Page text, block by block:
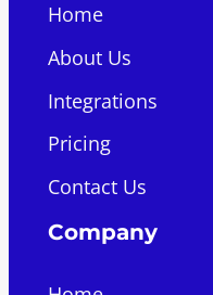
Home
About Us
Integrations
Pricing
Contact Us
Company